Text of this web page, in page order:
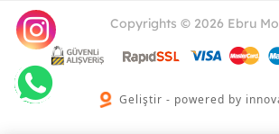
Copyrights © 2026 Ebru
Geliştir - powered by